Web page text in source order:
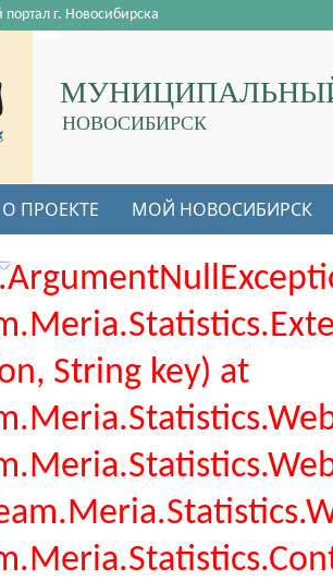
НОВОСИБИРСК
г. Новосибирска
О ПРОЕКТЕ МОЙ НОВОСИБИРСК
String key) at